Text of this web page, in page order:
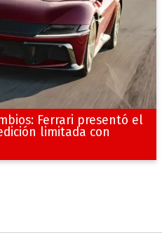
Ferrari presentó el
limitada con